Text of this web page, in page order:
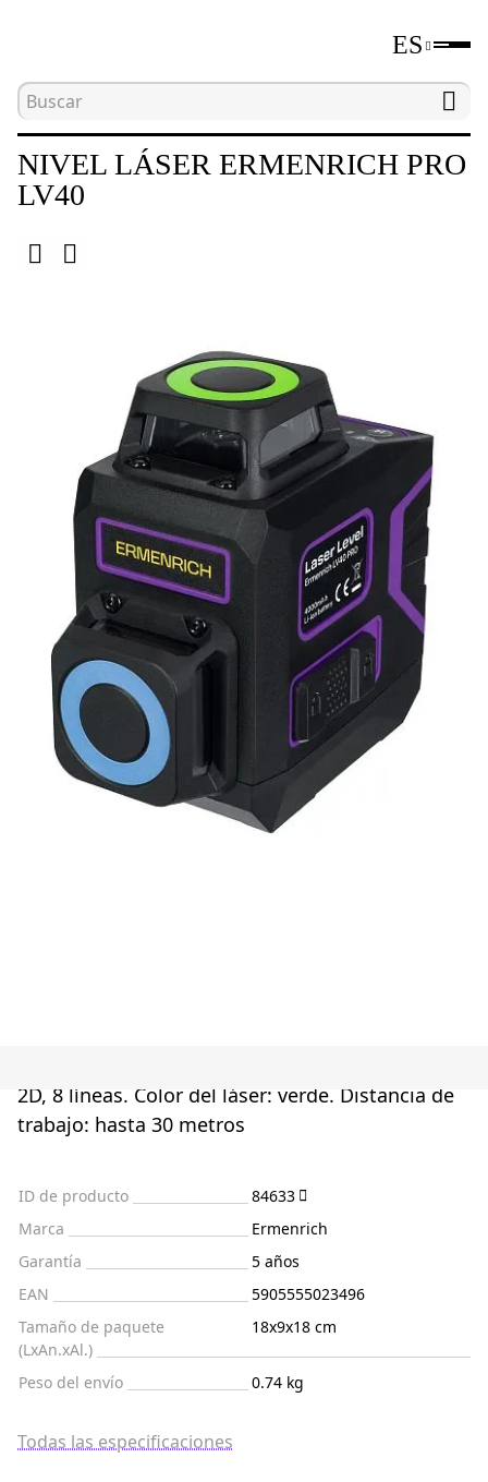
ES
Inicio
NIVEL LÁSER ERMENRICH PRO
LV40
2D, 8 líneas. Color del láser: verde. Distancia de
trabajo: hasta 30 metros
ID de producto
84633
Marca
Ermenrich
Garantía
5 años
EAN
5905555023496
Tamaño de paquete
(LxAn.xAl.)
18x9x18 cm
Peso del envío 0.74 kg
Todas las especificaciones